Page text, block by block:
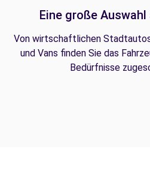
Eine große Auswahl
Von wirtschaftlichen
und Vans finden Sie das
Bedürfnisse